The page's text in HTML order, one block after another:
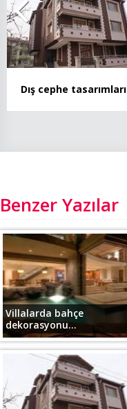
Dış cephe tasarımları
Benzer Yazılar
Villalarda bahçe
dekorasyonu...